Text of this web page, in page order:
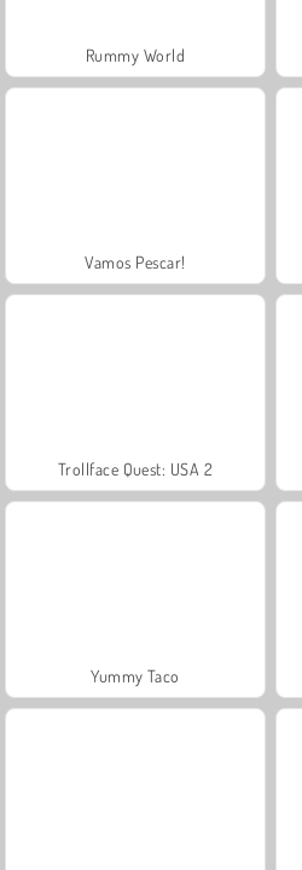
Rummy World
Vamos Pescar!
Trollface Quest: USA 2
Yummy Taco